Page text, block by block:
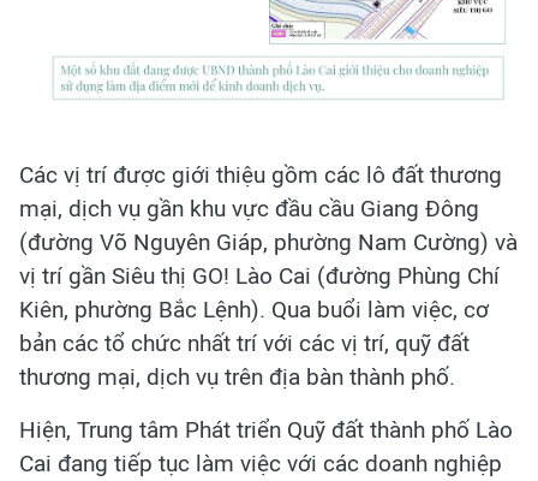
Các vị trí được giới thiệu gồm các lô đất thương
mại, dịch vụ gần khu vực đầu cầu Giang Đông
(đường Võ Nguyên Giáp, phường Nam Cường) và
vị trí gần Siêu thị GO! Lào Cai (đường Phùng Chí
Kiên, phường Bắc Lệnh). Qua buổi làm việc, cơ
bản các tổ chức nhất trí với các vị trí, quỹ đất
thương mại, dịch vụ trên địa bàn thành phố.
Hiện, Trung tâm Phát triển Quỹ đất thành phố Lào
Cai đang tiếp tục làm việc với các doanh nghiệp